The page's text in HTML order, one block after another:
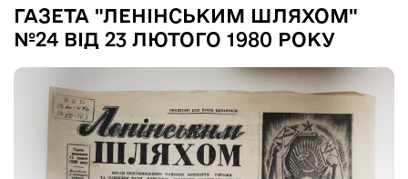
ГАЗЕТА "ЛЕНІНСЬКИМ ШЛЯХОМ"
№24 ВІД 23 ЛЮТОГО 1980 РОКУ